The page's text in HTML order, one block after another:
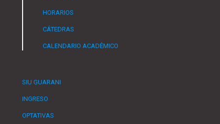
HORARIOS
CÁTEDRAS
CALENDARIO ACADÉMICO
SIU GUARANI
INGRESO
OPTATIVAS